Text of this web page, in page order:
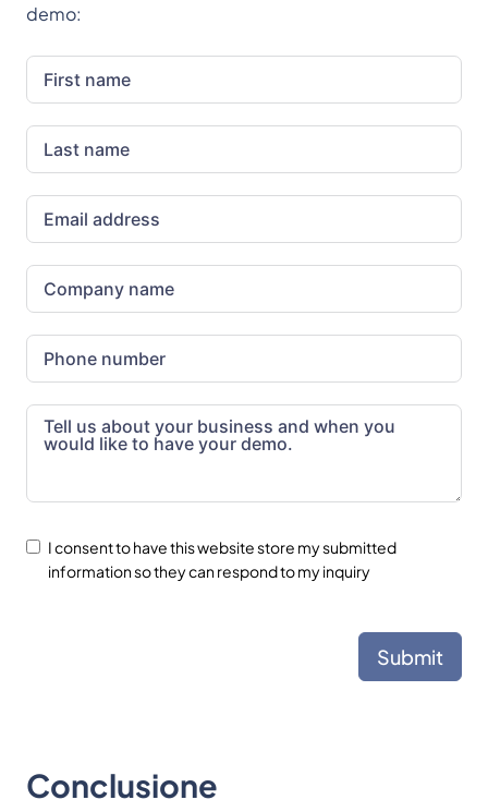
demo:
I consent to have this website store my submitted
information so they can respond to my inquiry
Submit
Conclusione